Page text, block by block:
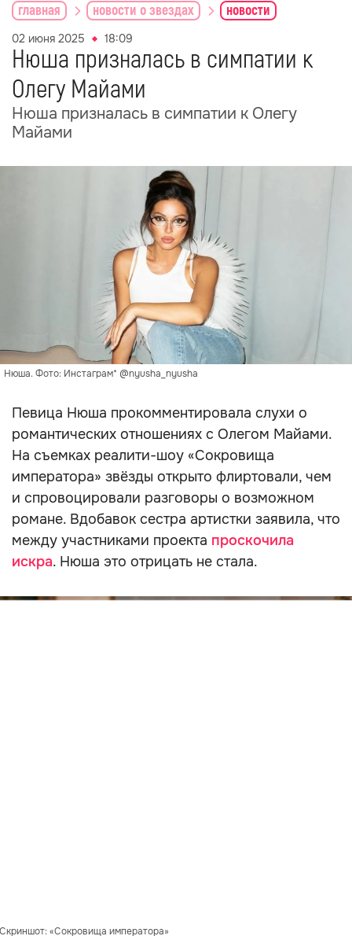
главная новости о звездах новости
02 июня 2025 18:09
Нюша призналась в симпатии к
Олегу Майами
Нюша призналась в симпатии к Олегу
Майами
Нюша. Фото: Инстаграм* @nyusha_nyusha
Певица Нюша прокомментировала слухи о
романтических отношениях с Олегом Майами.
На съемках реалити-шоу «Сокровища
императора» звёзды открыто флиртовали, чем
и спровоцировали разговоры о возможном
романе. Вдобавок сестра артистки заявила, что
между участниками проекта проскочила
искра. Нюша это отрицать не стала.
«Сокровища императора»